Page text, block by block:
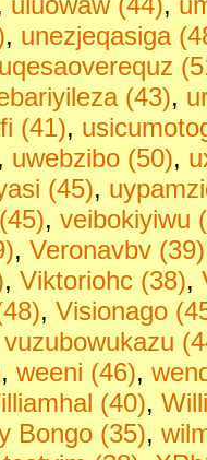
, unezjeqasiga
uqesaoverequz
(43),
(41),
, uwebzibo (50),
(45),
, veibokiyiwu
, Veronavbv (39)
, Viktoriohc (38),
, Visionago
vuzubowukazu
, weeni (46),
(40),
Bongo (35),